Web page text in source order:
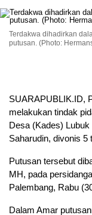
Terdakwa dihadirkan
putusan. (Photo:
SUARAPUBLIK.ID,
melakukan tindak
Desa (Kades)
Saharudin, divonis 5
Putusan tersebut
MH, pada
Palembang, Rabu
Dalam Amar